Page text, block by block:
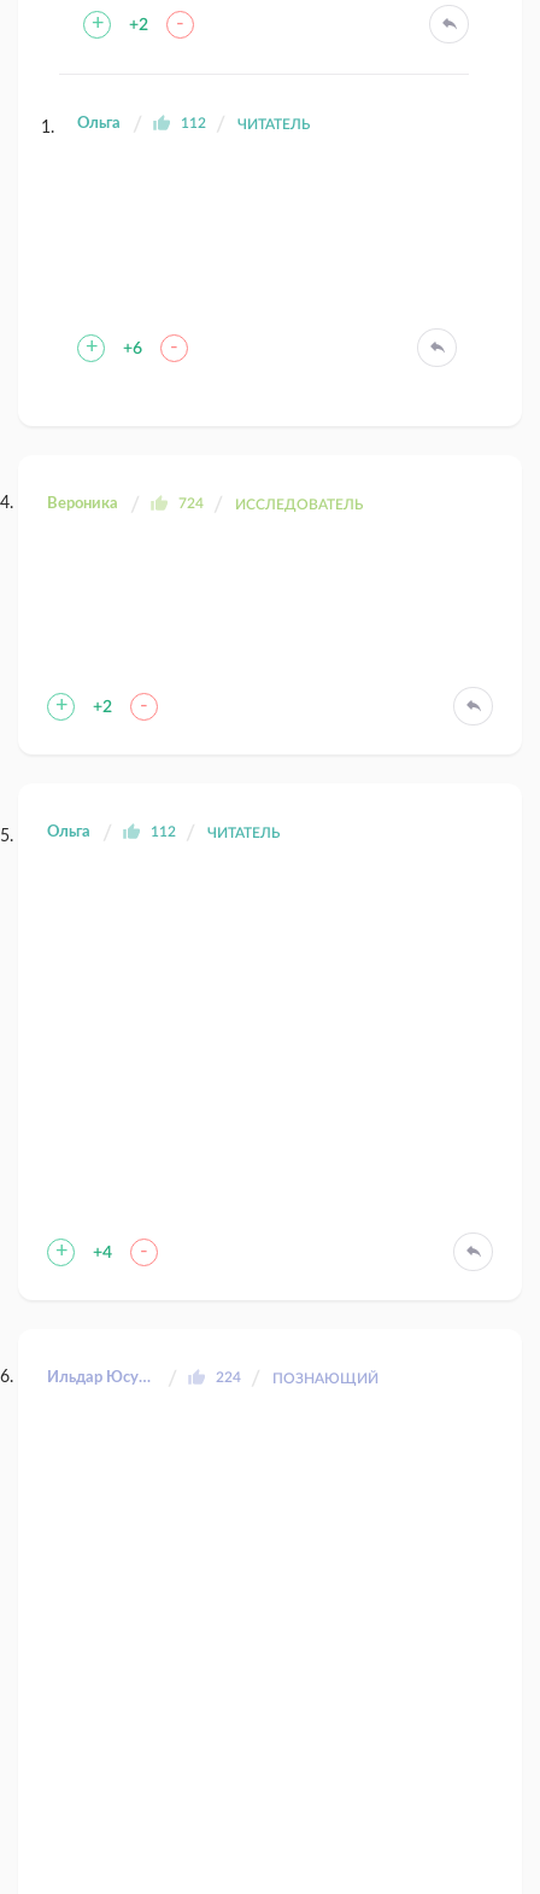
+ +2 -
Ольга 112 ЧИТАТЕЛЬ
+ +6 -
Вероника 724 ИССЛЕДОВАТЕЛЬ
+ +2 -
Ольга 112 ЧИТАТЕЛЬ
+ +4 -
Ильдар Юсупов 224 ПОЗНАЮЩИЙ